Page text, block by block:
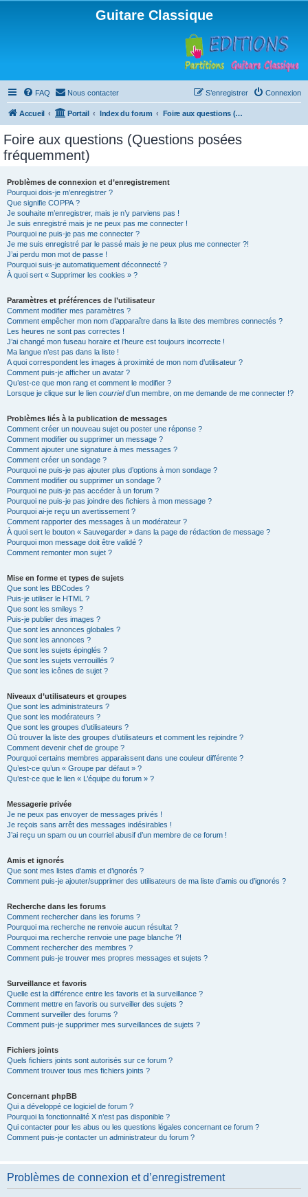
Guitare Classique
FAQ Nous contacter Connexion
S’enregistrer
Accueil Portail Index du forum Foire aux questions (Questions posées fréquemment)
Foire aux questions (Questions posées
fréquemment)
Problèmes de connexion et d’enregistrement
Pourquoi dois-je m’enregistrer ?
Que signifie COPPA ?
Je souhaite m’enregistrer, mais je n’y parviens pas !
Je suis enregistré mais je ne peux pas me connecter !
Pourquoi ne puis-je pas me connecter ?
Je me suis enregistré par le passé mais je ne peux plus me connecter ?!
J’ai perdu mon mot de passe !
Pourquoi suis-je automatiquement déconnecté ?
À quoi sert « Supprimer les cookies » ?
Paramètres et préférences de l’utilisateur
Comment modifier mes paramètres ?
Comment empêcher mon nom d’apparaître dans la liste des membres connectés ?
Les heures ne sont pas correctes !
J’ai changé mon fuseau horaire et l’heure est toujours incorrecte !
Ma langue n’est pas dans la liste !
A quoi correspondent les images à proximité de mon nom d’utilisateur ?
Comment puis-je afficher un avatar ?
Qu’est-ce que mon rang et comment le modifier ?
Lorsque je clique sur le lien courrield’un membre, on me demande de me connecter !?
Problèmes liés à la publication de messages
Comment créer un nouveau sujet ou poster une réponse ?
Comment modifier ou supprimer un message ?
Comment ajouter une signature à mes messages ?
Comment créer un sondage ?
Pourquoi ne puis-je pas ajouter plus d’options à mon sondage ?
Comment modifier ou supprimer un sondage ?
Pourquoi ne puis-je pas accéder à un forum ?
Pourquoi ne puis-je pas joindre des fichiers à mon message ?
Pourquoi ai-je reçu un avertissement ?
Comment rapporter des messages à un modérateur ?
À quoi sert le bouton « Sauvegarder » dans la page de rédaction de message ?
Pourquoi mon message doit être validé ?
Comment remonter mon sujet ?
Mise en forme et types de sujets
Que sont les BBCodes ?
Puis-je utiliser le HTML ?
Que sont les smileys ?
Puis-je publier des images ?
Que sont les annonces globales ?
Que sont les annonces ?
Que sont les sujets épinglés ?
Que sont les sujets verrouillés ?
Que sont les icônes de sujet ?
Niveaux d’utilisateurs et groupes
Que sont les administrateurs ?
Que sont les modérateurs ?
Que sont les groupes d’utilisateurs ?
Où trouver la liste des groupes d’utilisateurs et comment les rejoindre ?
Comment devenir chef de groupe ?
Pourquoi certains membres apparaissent dans une couleur différente ?
Qu’est-ce qu’un « Groupe par défaut » ?
Qu’est-ce que le lien « L’équipe du forum » ?
Messagerie privée
Je ne peux pas envoyer de messages privés !
Je reçois sans arrêt des messages indésirables !
J’ai reçu un spam ou un courriel abusif d’un membre de ce forum !
Amis et ignorés
Que sont mes listes d’amis et d’ignorés ?
Comment puis-je ajouter/supprimer des utilisateurs de ma liste d’amis ou d’ignorés ?
Recherche dans les forums
Comment rechercher dans les forums ?
Pourquoi ma recherche ne renvoie aucun résultat ?
Pourquoi ma recherche renvoie une page blanche ?!
Comment rechercher des membres ?
Comment puis-je trouver mes propres messages et sujets ?
Surveillance et favoris
Quelle est la différence entre les favoris et la surveillance ?
Comment mettre en favoris ou surveiller des sujets ?
Comment surveiller des forums ?
Comment puis-je supprimer mes surveillances de sujets ?
Fichiers joints
Quels fichiers joints sont autorisés sur ce forum ?
Comment trouver tous mes fichiers joints ?
Concernant phpBB
Qui a développé ce logiciel de forum ?
Pourquoi la fonctionnalité X n’est pas disponible ?
Qui contacter pour les abus ou les questions légales concernant ce forum ?
Comment puis-je contacter un administrateur du forum ?
Problèmes de connexion et d’enregistrement